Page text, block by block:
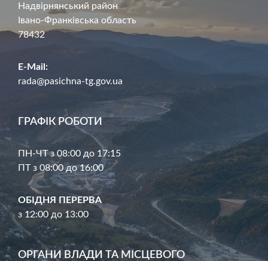
Надвірнянський район
Івано-Франківська область
78432
E-Mail:
rada@pasichna-tg.gov.ua
ГРАФІК РОБОТИ
ПН-ЧТ з 08:00 до 17:15
ПТ з 08:00 до 16:00
ОБІДНЯ ПЕРЕРВА
з 12:00 до 13:00
ОРГАНИ ВЛАДИ ТА МІСЦЕВОГО